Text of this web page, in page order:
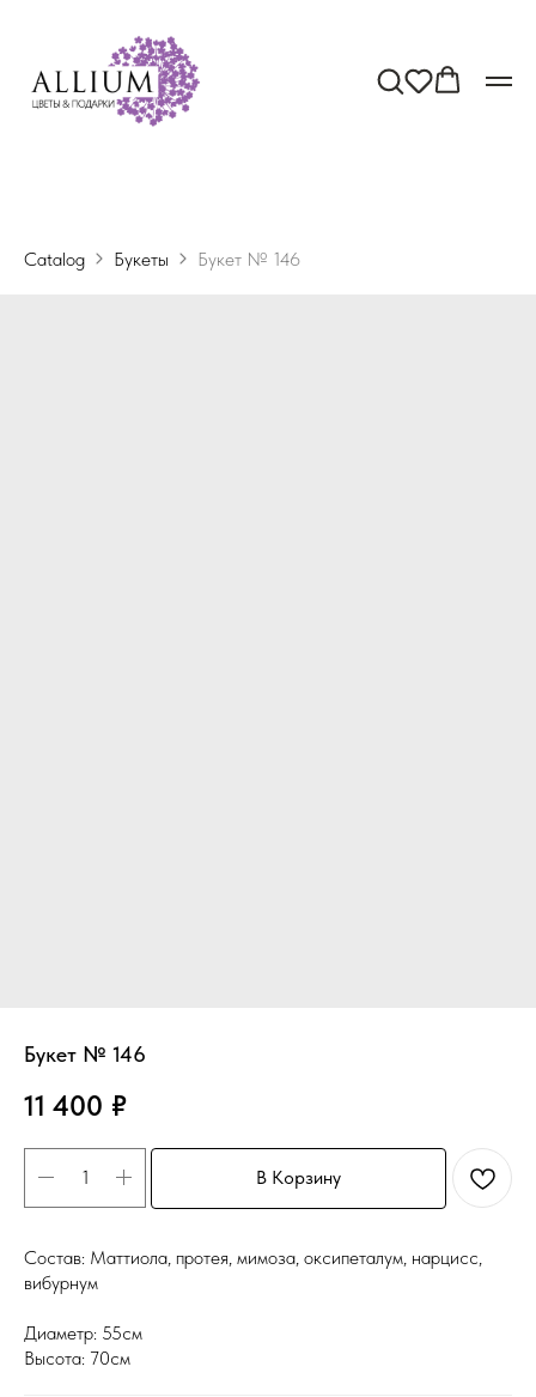
Catalog Букеты Букет № 146
Букет № 146
11 400 ₽
В Корзину
Состав: Маттиола, протея, мимоза, оксипеталум, нарцисс,
вибурнум
Диаметр: 55см
Высота: 70см